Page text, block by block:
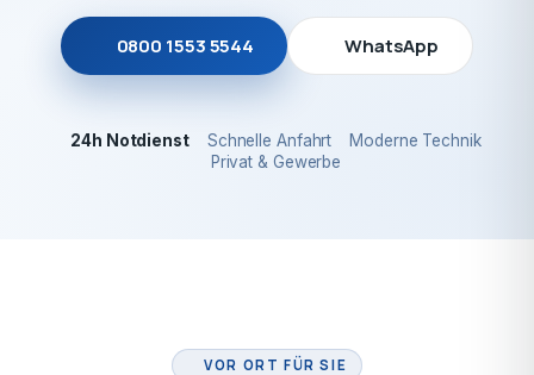
0800 1553 5544 WhatsApp
24h Notdienst Schnelle Anfahrt
Moderne Technik
Privat & Gewerbe
VOR ORT FÜR SIE